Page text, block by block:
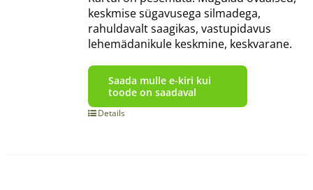
keskmise sügavusega silmadega,
rahuldavalt saagikas, vastupidavus
lehemädanikule keskmine, keskvarane.
Saada mulle e-kiri kui
toode on saadaval
Details